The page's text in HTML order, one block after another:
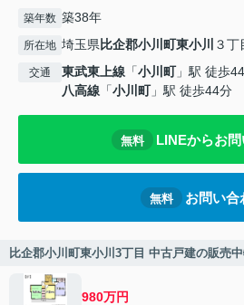
築年数 築38年
所在地 埼玉県比企郡小川町東小川 ３丁
交通 東武東上線 「小川町」駅 徒歩
八高線 「小川町」駅 徒歩44分
無料 LINEからお
無料 お問い合
比企郡小川町東小川3丁目 中古戸建の販売
980万円